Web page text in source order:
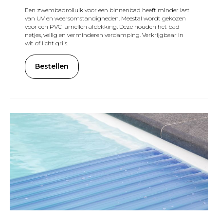
Een zwembadrolluik voor een binnenbad heeft minder last
van UV en weersomstandigheden. Meestal wordt gekozen
voor een PVC lamellen afdekking. Deze houden het bad
netjes, veilig en verminderen verdamping. Verkrijgbaar in
wit of licht grijs.
Bestellen